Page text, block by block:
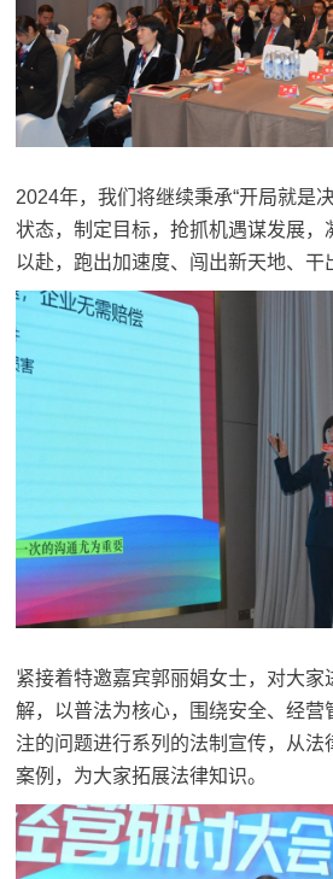
2024年，我们将继续秉承“开局就是
状态，制定目标，抢抓机遇谋发展，
以赴，跑出加速度、闯出新天地、干
紧接着特邀嘉宾郭丽娟女士，对大家
解，以普法为核心，围绕安全、经营
注的问题进行系列的法制宣传，从法
案例，为大家拓展法律知识。